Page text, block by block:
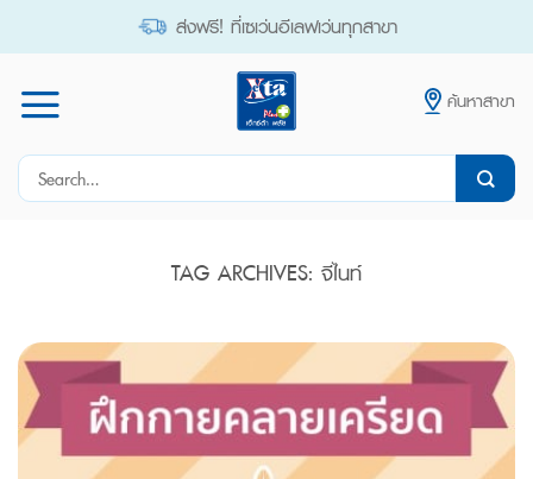
ส่งฟรี! ที่เซเว่นอีเลฟเว่นทุกสาขา
ค้นหาสาขา
Search
TAG ARCHIVES: จีไนท์